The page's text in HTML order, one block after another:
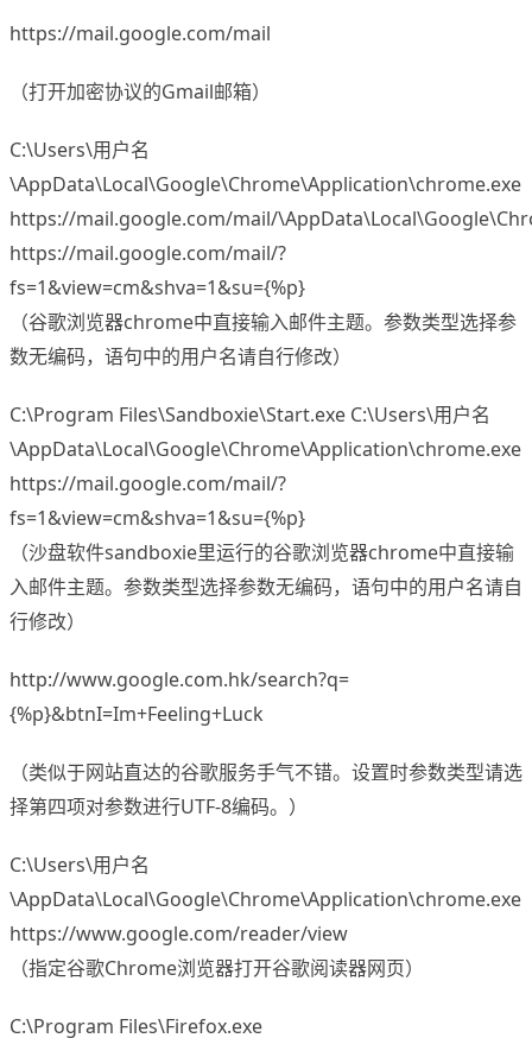
https://mail.google.com/mail
（打开加密协议的Gmail邮箱）
C:\Users\用户名
\AppData\Local\Google\Chrome\Application\chrome.exe
https://mail.google.com/mail/
https://mail.google.com/mail/?
fs=1&view=cm&shva=1&su={%p}
（谷歌浏览器chrome中直接输入邮件主题。参数类型选择参
数无编码，语句中的用户名请自行修改）
C:\Program Files\Sandboxie\Start.exe C:\Users\用户名
\AppData\Local\Google\Chrome\Application\chrome.exe
https://mail.google.com/mail/?
fs=1&view=cm&shva=1&su={%p}
（沙盘软件sandboxie里运行的谷歌浏览器chrome中直接输
入邮件主题。参数类型选择参数无编码，语句中的用户名请自
行修改）
http://www.google.com.hk/search?q=
{%p}&btnI=Im+Feeling+Luck
（类似于网站直达的谷歌服务手气不错。设置时参数类型请选
择第四项对参数进行UTF-8编码。）
C:\Users\用户名
\AppData\Local\Google\Chrome\Application\chrome.exe
https://www.google.com/reader/view
（指定谷歌Chrome浏览器打开谷歌阅读器网页）
C:\Program Files\Firefox.exe